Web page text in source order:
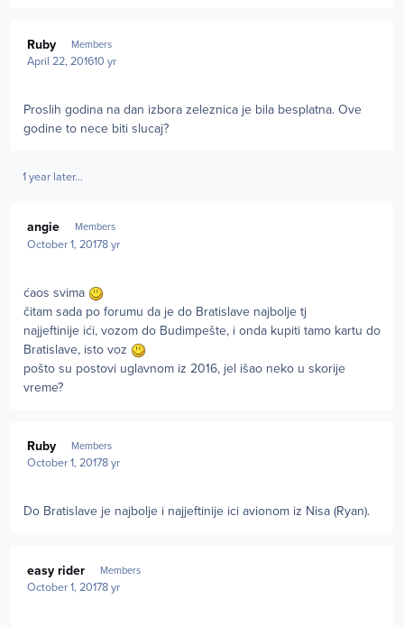
Ruby Members
April 22, 201610 yr
Proslih godina na dan izbora zeleznica je bila besplatna. Ove
godine to nece biti slucaj?
1 year later...
angie Members
October 1, 20178 yr
ćaos svima
čitam sada po forumu da je do Bratislave najbolje tj
najjeftinije ići, vozom do Budimpešte, i onda kupiti tamo kartu do
Bratislave, isto voz
pošto su postovi uglavnom iz 2016, jel išao neko u skorije
vreme?
Ruby Members
October 1, 20178 yr
Do Bratislave je najbolje i najjeftinije ici avionom iz Nisa (Ryan).
easy rider Members
October 1, 20178 yr